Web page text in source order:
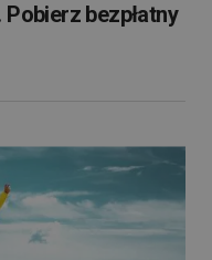
bezpłatny